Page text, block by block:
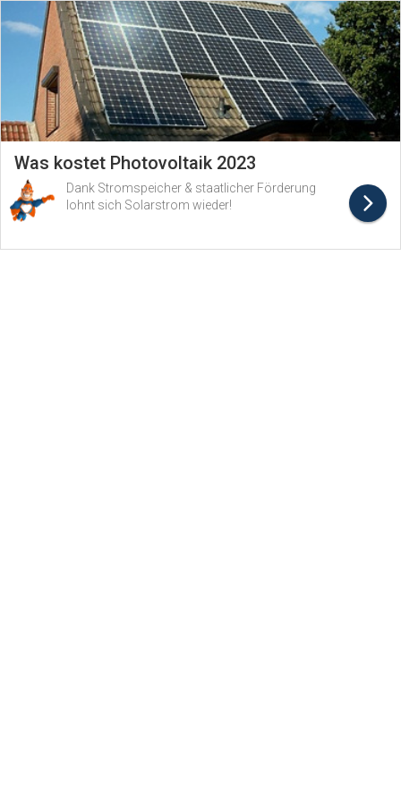
Was kostet Photovoltaik 2023
Dank Stromspeicher & staatlicher Förderung
lohnt sich Solarstrom wieder!